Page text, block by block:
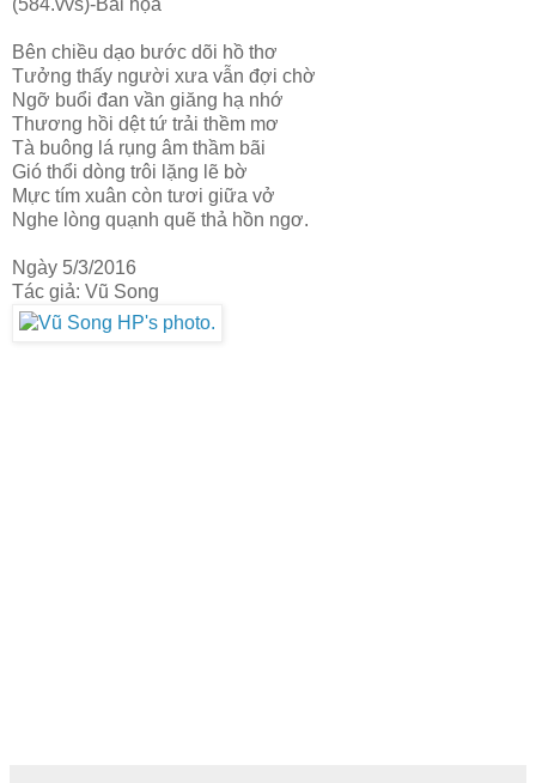
(584.vvs)-Bài họa
Bên chiều dạo bước dõi hồ thơ
Tưởng thấy người xưa vẫn đợi chờ
Ngỡ buổi đan vần giăng hạ nhớ
Thương hồi dệt tứ trải thềm mơ
Tà buông lá rụng âm thầm bãi
Gió thổi dòng trôi lặng lẽ bờ
Mực tím xuân còn tươi giữa vở
Nghe lòng quạnh quẽ thả hồn ngơ.
Ngày 5/3/2016
Tác giả: Vũ Song